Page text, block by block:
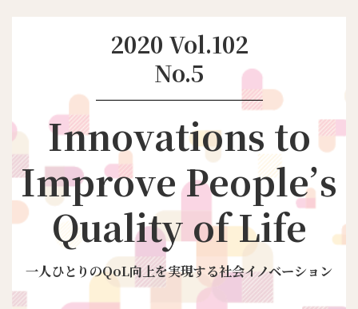
2020 Vol.102
No.5
Innovations to
Improve People’s
Quality of Life
一人ひとりのQoL向上を実現する社会イノベーション